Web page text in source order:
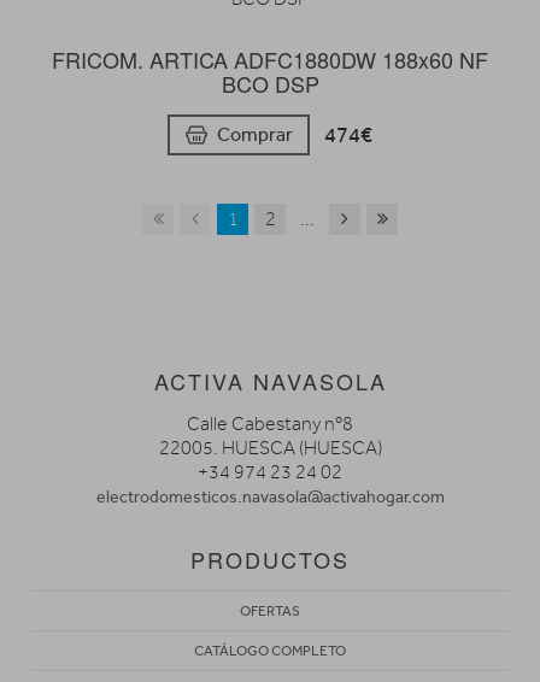
FRICOM. ARTICA ADFC1880DW 188x60 NF
BCO DSP
Comprar 474€
1 2 ...
ACTIVA NAVASOLA
Calle Cabestany nº8
22005. HUESCA (HUESCA)
+34 974 23 24 02
electrodomesticos.navasola@activahogar.com
PRODUCTOS
OFERTAS
CATÁLOGO COMPLETO